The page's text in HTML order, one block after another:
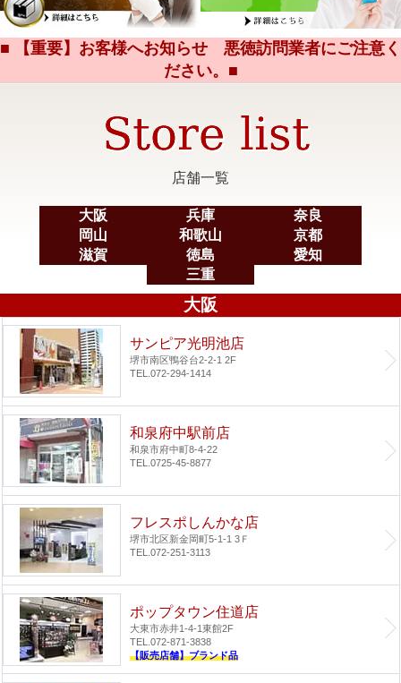
■ 【重要】お客様へお知らせ 悪徳訪問業者にご注意く
ださい。■
店舗一覧
大阪 兵庫
奈良
岡山
和歌山
京都
滋賀
徳島
愛知
三重
大阪
サンピア光明池店
堺市南区鴨谷台2-2-1 2F
TEL.072-294-1414
和泉府中駅前店
和泉市府中町8-4-22
TEL.0725-45-8877
フレスポしんかな店
堺市北区新金岡町5-1-1 3Ｆ
TEL.072-251-3113
ポップタウン住道店
大東市赤井1-4-1東館2F
TEL.072-871-3838
【販売店舗】ブランド品